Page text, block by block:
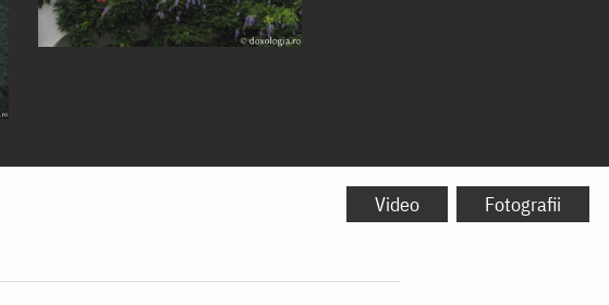
Video Fotografii